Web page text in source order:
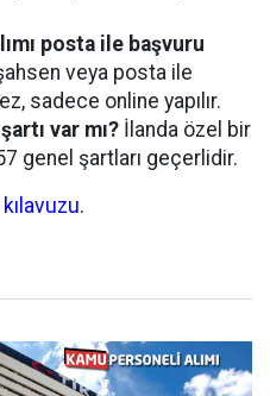
posta ile başvuru
veya posta ile
sadece online yapılır.
var mı? İlanda özel bir
genel şartları geçerlidir.
kılavuzu.